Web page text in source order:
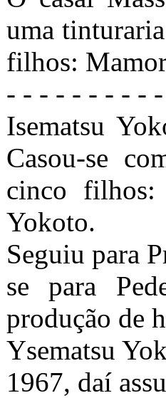
uma
filhos:
- - - - - - - - -
Isematsu
Casou-se
cinco filhos:
Yokoto.
Seguiu para
se para
produção de
Ysematsu
1967, daí